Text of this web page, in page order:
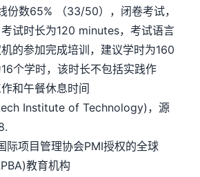
份数65% （33/50），闭卷考试，
试时长为120 minutes，考试语言
的参加完成培训，建议学时为160
个学时，该时长不包括实践作
和午餐休息时间
Institute of Technology)，源
项目管理协会PMI授权的全球
教育机构